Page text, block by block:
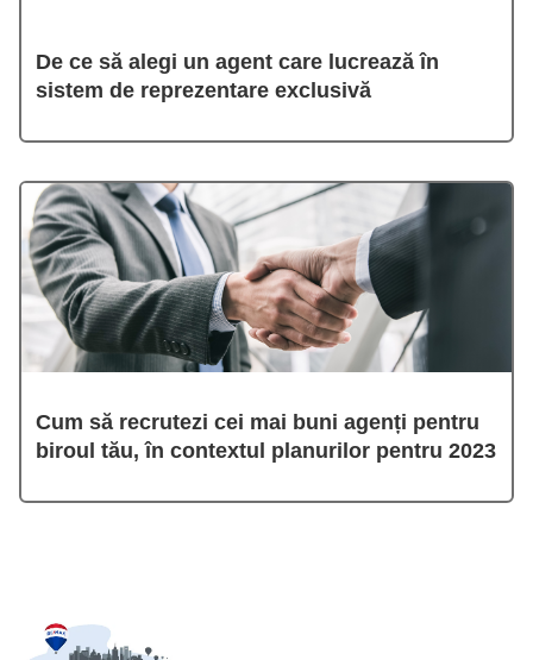
De ce să alegi un agent care lucrează în
sistem de reprezentare exclusivă
Cum să recrutezi cei mai buni agenți pentru
biroul tău, în contextul planurilor pentru 2023